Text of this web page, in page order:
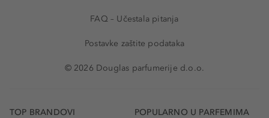
FAQ – Učestala pitanja
Postavke zaštite podataka
© 2026 Douglas parfumerije d.o.o.
TOP BRANDOVI POPULARNO U PARFEMIMA